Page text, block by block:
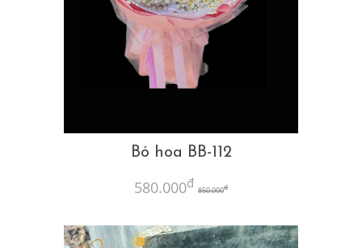
Bó hoa BB-112
580.000đ 850.000đ